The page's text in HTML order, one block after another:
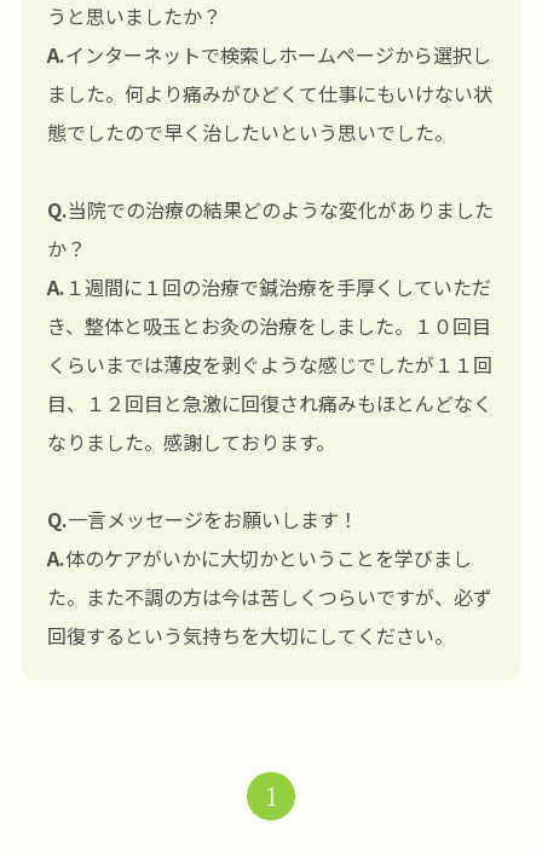
うと思いましたか？
A.インターネットで検索しホームページから選択し
ました。何より痛みがひどくて仕事にもいけない状
態でしたので早く治したいという思いでした。
Q.当院での治療の結果どのような変化がありました
か？
A. １週間に１回の治療で鍼治療を手厚くしていただ
き、整体と吸玉とお灸の治療をしました。１０回目
くらいまでは薄皮を剥ぐような感じでしたが１１回
目、１２回目と急激に回復され痛みもほとんどなく
なりました。感謝しております。
Q.一言メッセージをお願いします！
A.体のケアがいかに大切かということを学びまし
た。また不調の方は今は苦しくつらいですが、必ず
回復するという気持ちを大切にしてください。
1